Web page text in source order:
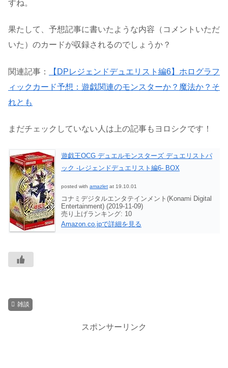
すね。
果たして、予想記事に書いたような内容（コメントいただ
いた）のカードが収録されるのでしょうか？
関連記事：
【DPレジェンドデュエリスト編6】ホログラフ
ィックカード予想：遊戯関連のモンスターか？魔法か？そ
れとも
まだチェックしていない人は上の記事もヨロシクです！
遊戯王OCG デュエルモンスターズ デュエリストパ
ック -レジェンドデュエリスト編6- BOX
posted with amazlet at 19.10.01
コナミデジタルエンタテインメント(Konami Digital
Entertainment) (2019-11-09)
売り上げランキング: 10
Amazon.co.jpで詳細を見る
雑談
スポンサーリンク